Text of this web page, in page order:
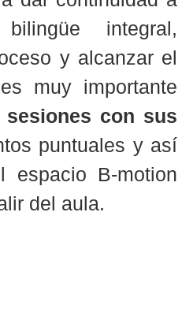
integral,
y alcanzar el
muy importante
sesiones con sus
puntuales y así
espacio B-motion
del aula.